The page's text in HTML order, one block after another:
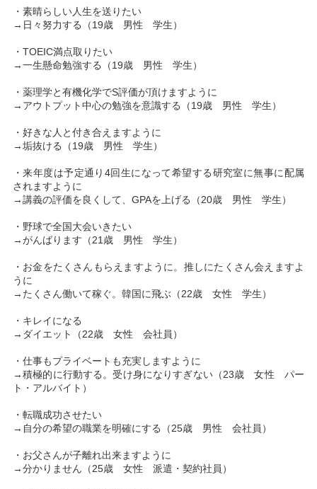
・素晴らしい人生を送りたい
→日々努力する（19歳 男性 学生）
・TOEIC満点取りたい
→一生懸命勉強する（19歳 男性 学生）
・薬理学と有機化学でS評価が頂けますように
→アウトプット中心の勉強を意識する（19歳 男性 学生）
・好きな人と付き合えますように
→垢抜ける（19歳 男性 学生）
・来年度は予定通り4回生になって希望する研究室に無事に配属
されますように
→講義の評価を良くして、GPAを上げる（20歳 男性 学生）
・野球で全国大会いきたい
→がんばります（21歳 男性 学生）
・お金をたくさんもらえますように。推しにたくさん会えますよ
うに
→たくさん働いて稼ぐ。韓国に飛ぶ（22歳 女性 学生）
・キレイになる
→ダイエット（22歳 女性 会社員）
・仕事もプライベートも充実しますように
→積極的に行動する。受け身になりすぎない（23歳 女性 パー
ト・アルバイト）
・転職成功させたい
→自分の希望の職業を明確にする（25歳 男性 会社員）
・お父さんが子離れ出来ますように
→分かりません（25歳 女性 派遣・契約社員）